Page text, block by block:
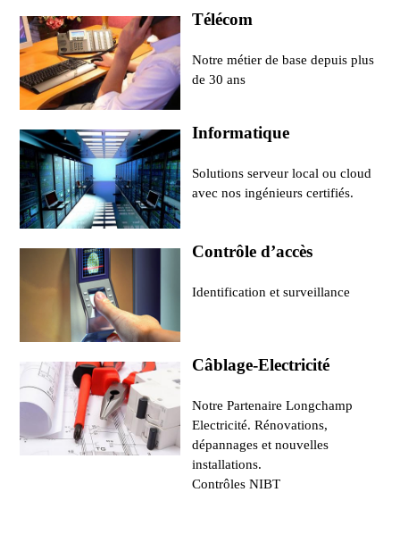
Télécom
Notre métier de base depuis plus
de 30 ans
Informatique
Solutions serveur local ou cloud
avec nos ingénieurs certifiés.
Contrôle d’accès
Identification et surveillance
Câblage-Electricité
Notre Partenaire Longchamp
Electricité. Rénovations,
dépannages et nouvelles
installations.
Contrôles NIBT